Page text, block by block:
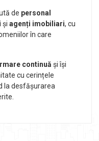
de personal
și agenți imobiliari, cu
în care
continuă și își
cu cerințele
la desfășurarea